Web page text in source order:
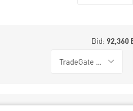
Bid: 92,360
TradeGate BSX